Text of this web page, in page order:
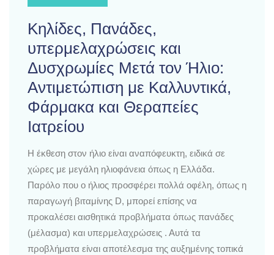
Κηλίδες, Πανάδες,
υπερμελαχρώσεις και
Δυσχρωμίες Μετά τον Ήλιο:
Αντιμετώπιση με Καλλυντικά,
Φάρμακα και Θεραπείες
Ιατρείου
Η έκθεση στον ήλιο είναι αναπόφευκτη, ειδικά σε
χώρες με μεγάλη ηλιοφάνεια όπως η Ελλάδα.
Παρόλο που ο ήλιος προσφέρει πολλά οφέλη, όπως η
παραγωγή βιταμίνης D, μπορεί επίσης να
προκαλέσει αισθητικά προβλήματα όπως πανάδες
(μέλασμα) και υπερμελαχρώσεις . Αυτά τα
προβλήματα είναι αποτέλεσμα της αυξημένης τοπικά